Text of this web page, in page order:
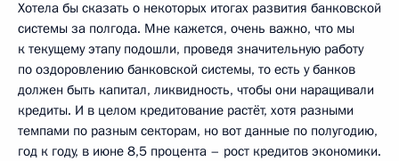
Хотела бы сказать о некоторых итогах развития банковской
системы за полгода. Мне кажется, очень важно, что мы
к текущему этапу подошли, проведя значительную работу
по оздоровлению банковской системы, то есть у банков
должен быть капитал, ликвидность, чтобы они наращивали
кредиты. И в целом кредитование растёт, хотя разными
темпами по разным секторам, но вот данные по полугодию,
год к году, в июне 8,5 процента – рост кредитов экономики.